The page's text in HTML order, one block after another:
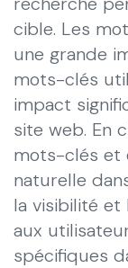
cible. Les
une grande
mots-clés
impact
site web. En
mots-clés et
naturelle
la visibilité et
aux
spécifiques